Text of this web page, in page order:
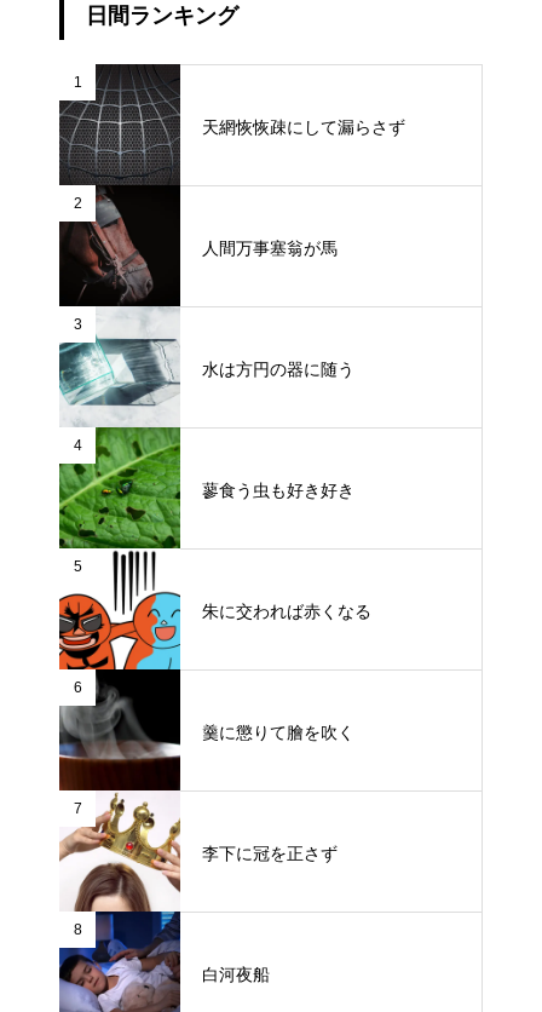
日間ランキング
1
天網恢恢疎にして漏らさず
2
人間万事塞翁が馬
3
水は方円の器に随う
4
蓼食う虫も好き好き
5
朱に交われば赤くなる
6
羹に懲りて膾を吹く
7
李下に冠を正さず
8
白河夜船